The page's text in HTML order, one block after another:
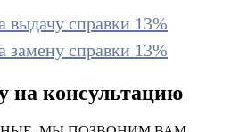
выдачу справки 13%
замену справки 13%
на консультацию